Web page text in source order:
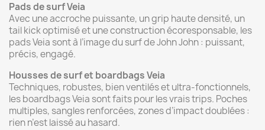
Pads de surf Veia
Avec une accroche puissante, un grip haute densité, un
tail kick optimisé et une construction écoresponsable, les
pads Veia sont à l’image du surf de John John : puissant,
précis, engagé.
Housses de surf et boardbags Veia
Techniques, robustes, bien ventilés et ultra-fonctionnels,
les boardbags Veia sont faits pour les vrais trips. Poches
multiples, sangles renforcées, zones d’impact doublées :
rien n’est laissé au hasard.